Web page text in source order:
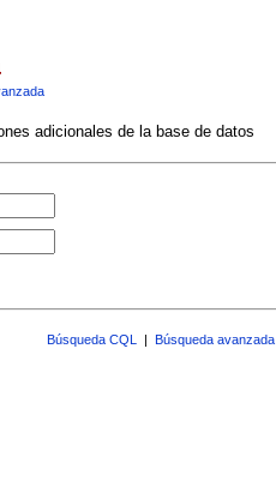
adicionales de la base de datos
Búsqueda CQL | Búsqueda avanzada